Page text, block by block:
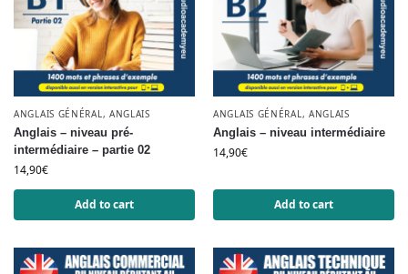
ANGLAIS GÉNÉRAL , ANGLAIS
Anglais – niveau pré-
intermédiaire – partie 02
14,90€
Add to cart
ANGLAIS GÉNÉRAL , ANGLAIS
Anglais – niveau intermédiaire
14,90€
Add to cart